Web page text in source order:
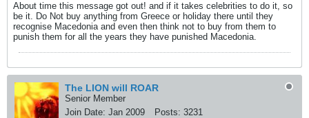
About time this message got out! and if it takes celebrities to do it, so
be it. Do Not buy anything from Greece or holiday there until they
recognise Macedonia and even then think not to buy from them to
punish them for all the years they have punished Macedonia.
The LION will ROAR
Senior Member
Join Date: Jan 2009 Posts: 3231